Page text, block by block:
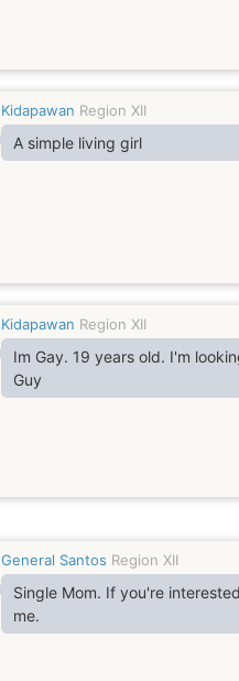
Kidapawan Region XII
A simple living girl
Kidapawan Region XII
Im Gay. 19 years old. I'm
Guy
General Santos Region XII
Single Mom. If you're
me.